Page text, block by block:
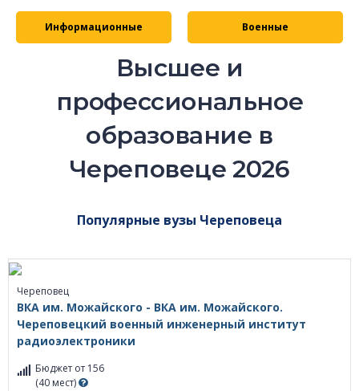
Информационные Военные
Высшее и
профессиональное
образование в
Череповеце 2026
Популярные вузы Череповеца
Череповец
ВКА им. Можайского - ВКА им. Можайского.
Череповецкий военный инженерный институт
радиоэлектроники
Бюджет от 156
(40 мест)